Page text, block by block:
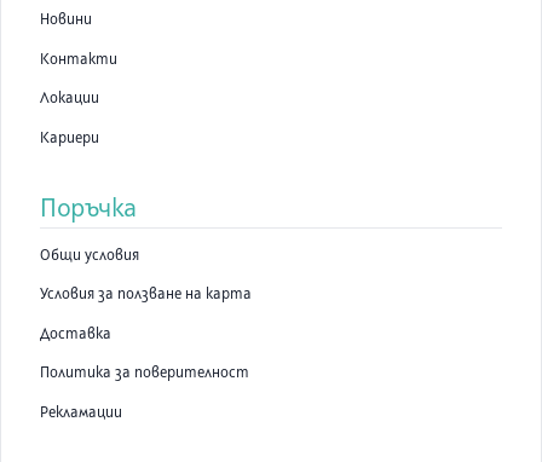
Новини
Контакти
Локации
Кариери
Поръчка
Общи условия
Условия за ползване на карта
Доставка
Политика за поверителност
Рекламации